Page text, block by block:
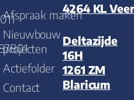
Afspraak maken
Nieuwbouw
projecten
Actiefolder
Contact
4264 KL
Deltazijde
16H
1261 ZM
Blaricum